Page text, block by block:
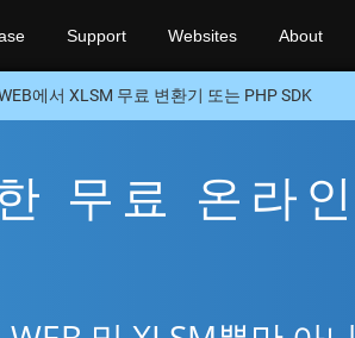
Support Websites About
에서 XLSM 무료 변환기 또는 PHP SDK
무료 온라인